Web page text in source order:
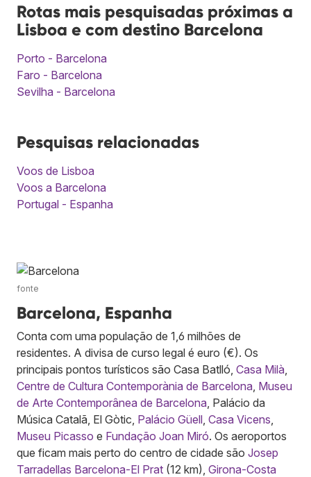
Rotas mais pesquisadas próximas a
Lisboa e com destino Barcelona
Porto - Barcelona
Faro - Barcelona
Sevilha - Barcelona
Pesquisas relacionadas
Voos de Lisboa
Voos a Barcelona
Portugal - Espanha
fonte
Barcelona, Espanha
Conta com uma população de 1,6 milhões de
residentes. A divisa de curso legal é euro (€). Os
principais pontos turísticos são Casa Batlló, Casa Milà
Centre de Cultura Contemporània de Barcelona Museu
de Arte Contemporânea de Barcelona , Palácio da
Música Catalã, El Gòtic, Palácio Güell Casa Vicens
Museu Picasso e Fundação Joan Miró. Os aeroportos
que ficam mais perto do centro de cidade são Josep
Tarradellas Barcelona-El Prat (12 km), Girona-Costa